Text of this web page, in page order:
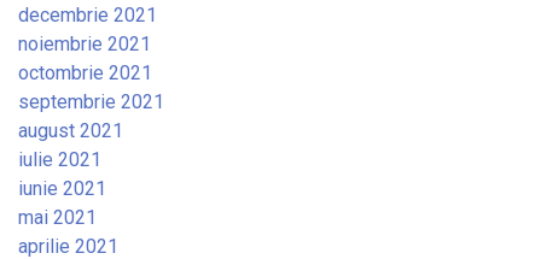
decembrie 2021
noiembrie 2021
octombrie 2021
septembrie 2021
august 2021
iulie 2021
iunie 2021
mai 2021
aprilie 2021